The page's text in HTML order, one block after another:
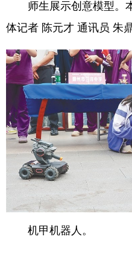
师生展示创意模型。
体记者 陈元才 通讯员 朱
机甲机器人。